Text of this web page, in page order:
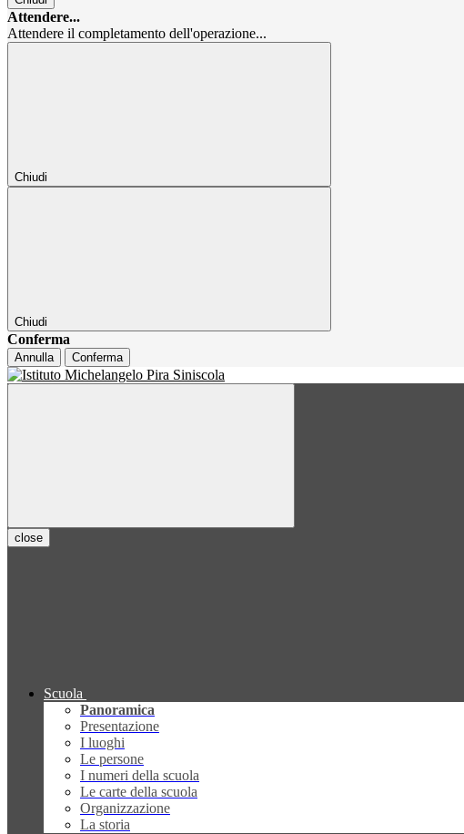
Attendere...
Attendere il completamento dell'operazione...
Chiudi
Chiudi
Conferma
Annulla Conferma
close
Scuola
Panoramica
Presentazione
I luoghi
Le persone
I numeri della scuola
Le carte della scuola
Organizzazione
La storia